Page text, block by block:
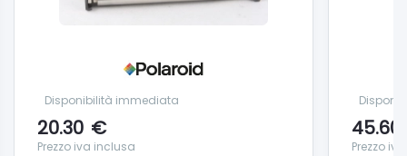
Disponibilità immediata
20.30 €
Prezzo iva inclusa
45.60
Prezzo